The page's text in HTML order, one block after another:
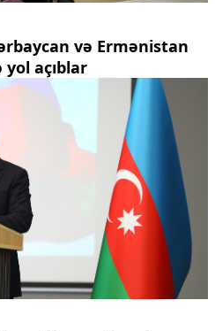
və Ermənistan
açıblar